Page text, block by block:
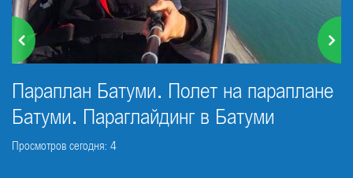
Параплан Батуми. Полет на параплане
Батуми. Параглайдинг в Батуми
Просмотров сегодня: 4